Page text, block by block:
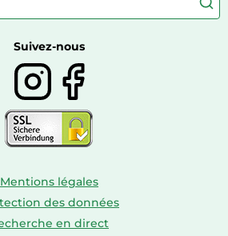
Suivez-nous
Mentions légales
des données
en direct